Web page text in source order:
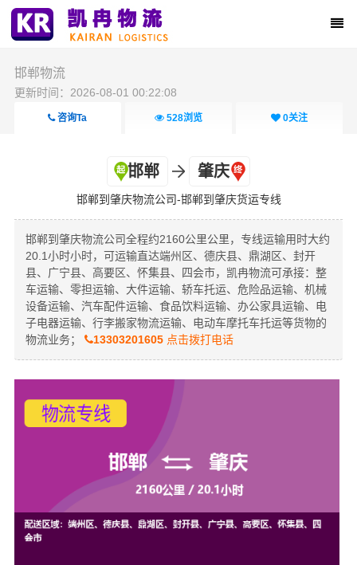
邯郸物流
更新时间：2026-08-01 00:22:08
咨询Ta 528浏览 0关注
邯郸 肇庆
邯郸到肇庆物流公司-邯郸到肇庆货运专线
邯郸到肇庆物流公司全程约2160公里公里，专线运输用时大约
20.1小时小时，可运输直达端州区、德庆县、鼎湖区、封开
县、广宁县、高要区、怀集县、四会市，凯冉物流可承接：整
车运输、零担运输、大件运输、轿车托运、危险品运输、机械
设备运输、汽车配件运输、食品饮料运输、办公家具运输、电
子电器运输、行李搬家物流运输、电动车摩托车托运等货物的
物流业务；
13303201605点击拨打电话